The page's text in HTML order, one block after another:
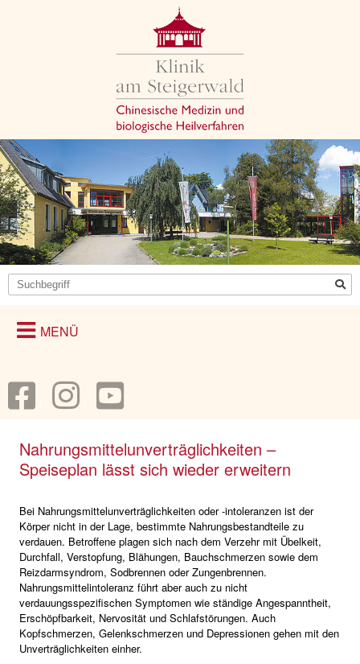
Nahrungsmittelunverträglichkeiten –
Speiseplan lässt sich wieder erweitern
Bei Nahrungsmittelunverträglichkeiten oder -intoleranzen ist der
Körper nicht in der Lage, bestimmte Nahrungsbestandteile zu
verdauen. Betroffene plagen sich nach dem Verzehr mit Übelkeit,
Durchfall, Verstopfung, Blähungen, Bauchschmerzen sowie dem
Reizdarmsyndrom, Sodbrennen oder Zungenbrennen.
Nahrungsmittelintoleranz führt aber auch zu nicht
verdauungsspezifischen Symptomen wie ständige Angespanntheit,
Erschöpfbarkeit, Nervosität und Schlafstörungen. Auch
Kopfschmerzen, Gelenkschmerzen und Depressionen gehen mit den
Unverträglichkeiten einher.